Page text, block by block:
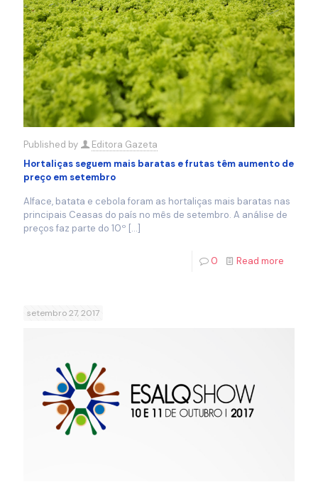
Published by
Editora Gazeta
Hortaliças seguem mais baratas e frutas têm aumento de
preço em setembro
Alface, batata e cebola foram as hortaliças mais baratas nas
principais Ceasas do país no mês de setembro. A análise de
preços faz parte do 10º […]
0 Read more
setembro 27, 2017